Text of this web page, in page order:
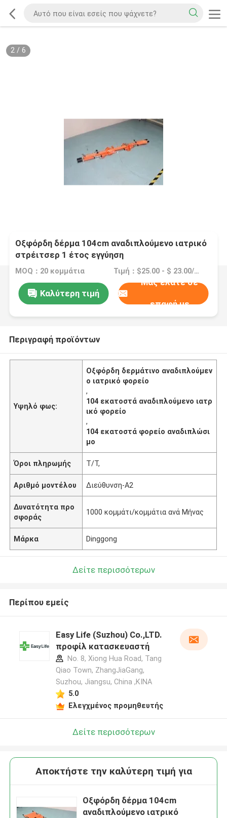
2/ 6
Οξφόρδη δέρμα 104cm αναδιπλούμενο ιατρικό
στρέιτσερ 1 έτος εγγύηση
MOQ：20 κομμάτια Τιμή：$25.00 - $ 23.00/Pieces 20-49 Pieces
Καλύτερη τιμή
Μας ελάτε σε
επαφή με
Περιγραφή προϊόντων
Υψηλό φως:
Οξφόρδη δερμάτινο αναδιπλούμεν
ο ιατρικό φορείο
,
104 εκατοστά αναδιπλούμενο ιατρ
ικό φορείο
,
104 εκατοστά φορείο αναδιπλώσι
μο
Όροι πληρωμής Τ/Τ,
Αριθμό μοντέλου Διεύθυνση-A2
Δυνατότητα προ
σφοράς
1000 κομμάτι/κομμάτια ανά Μήνας
Μάρκα Dinggong
Δείτε περισσότερων
Περίπου εμείς
Easy Life (Suzhou) Co.,LTD.
προφίλ κατασκευαστή
No. 8, Xiong Hua Road, Tang
Qiao Town, ZhangJiaGang,
Suzhou, Jiangsu, China ,ΚΙΝΑ
5.0
Ελεγχμένος προμηθευτής
Δείτε περισσότερων
Αποκτήστε την καλύτερη τιμή για
Οξφόρδη δέρμα 104cm
αναδιπλούμενο ιατρικό